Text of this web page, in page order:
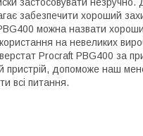
застосовувати
забезпечити хороший
можна назвати
на невеликих
Procraft PBG400 за
пристрій, допоможе наш
всі питання.